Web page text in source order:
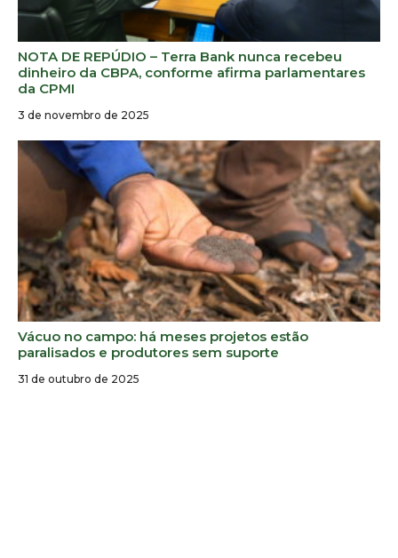
NOTA DE REPÚDIO – Terra Bank nunca recebeu
dinheiro da CBPA, conforme afirma parlamentares
da CPMI
3 de novembro de 2025
Vácuo no campo: há meses projetos estão
paralisados e produtores sem suporte
31 de outubro de 2025